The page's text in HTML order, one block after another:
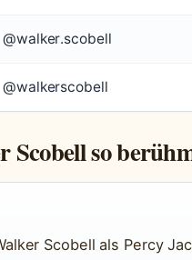
@walker.scobell
@walkerscobell
Scobell so
Scobell als Percy